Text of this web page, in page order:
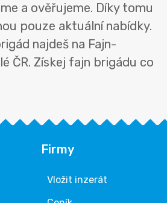
a ověřujeme. Díky tomu
pouze aktuální nabídky.
najdeš na Fajn-
ČR. Získej fajn brigádu co
Firmy
Vložit inzerát